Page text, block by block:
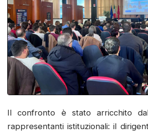
Il confronto è stato arricchito
rappresentanti istituzionali: il